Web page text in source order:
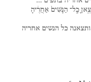
כָֽל־ הַנָּשִׁים֙ אַחֲרֶ֔יהָ
ותצאנה כל הנשים אחריה